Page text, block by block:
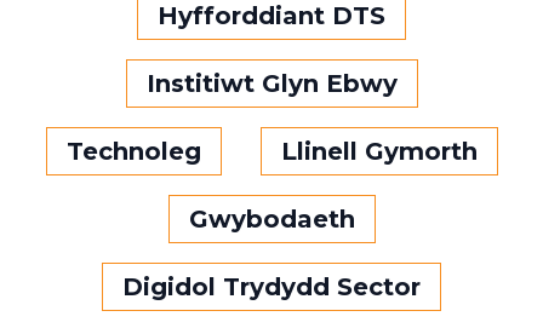
Hyfforddiant DTS
Institiwt Glyn Ebwy
Technoleg Llinell Gymorth
Gwybodaeth
Digidol Trydydd Sector